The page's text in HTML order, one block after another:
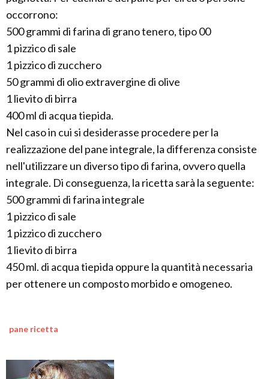
occorrono:
500 grammi di farina di grano tenero, tipo 00
1 pizzico di sale
1 pizzico di zucchero
50 grammi di olio extravergine di olive
1 lievito di birra
400 ml di acqua tiepida.
Nel caso in cui si desiderasse procedere per la
realizzazione del pane integrale, la differenza consiste
nell'utilizzare un diverso tipo di farina, ovvero quella
integrale. Di conseguenza, la ricetta sarà la seguente:
500 grammi di farina integrale
1 pizzico di sale
1 pizzico di zucchero
1 lievito di birra
450 ml. di acqua tiepida oppure la quantità necessaria
per ottenere un composto morbido e omogeneo.
pane ricetta